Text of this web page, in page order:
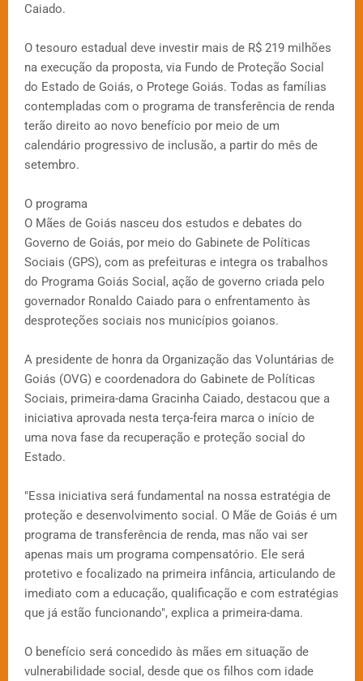
Caiado.
O tesouro estadual deve investir mais de R$ 219 milhões
na execução da proposta, via Fundo de Proteção Social
do Estado de Goiás, o Protege Goiás. Todas as famílias
contempladas com o programa de transferência de renda
terão direito ao novo benefício por meio de um
calendário progressivo de inclusão, a partir do mês de
setembro.
O programa
O Mães de Goiás nasceu dos estudos e debates do
Governo de Goiás, por meio do Gabinete de Políticas
Sociais (GPS), com as prefeituras e integra os trabalhos
do Programa Goiás Social, ação de governo criada pelo
governador Ronaldo Caiado para o enfrentamento às
desproteções sociais nos municípios goianos.
A presidente de honra da Organização das Voluntárias de
Goiás (OVG) e coordenadora do Gabinete de Políticas
Sociais, primeira-dama Gracinha Caiado, destacou que a
iniciativa aprovada nesta terça-feira marca o início de
uma nova fase da recuperação e proteção social do
Estado.
"Essa iniciativa será fundamental na nossa estratégia de
proteção e desenvolvimento social. O Mãe de Goiás é um
programa de transferência de renda, mas não vai ser
apenas mais um programa compensatório. Ele será
protetivo e focalizado na primeira infância, articulando de
imediato com a educação, qualificação e com estratégias
que já estão funcionando", explica a primeira-dama.
O benefício será concedido às mães em situação de
vulnerabilidade social, desde que os filhos com idade